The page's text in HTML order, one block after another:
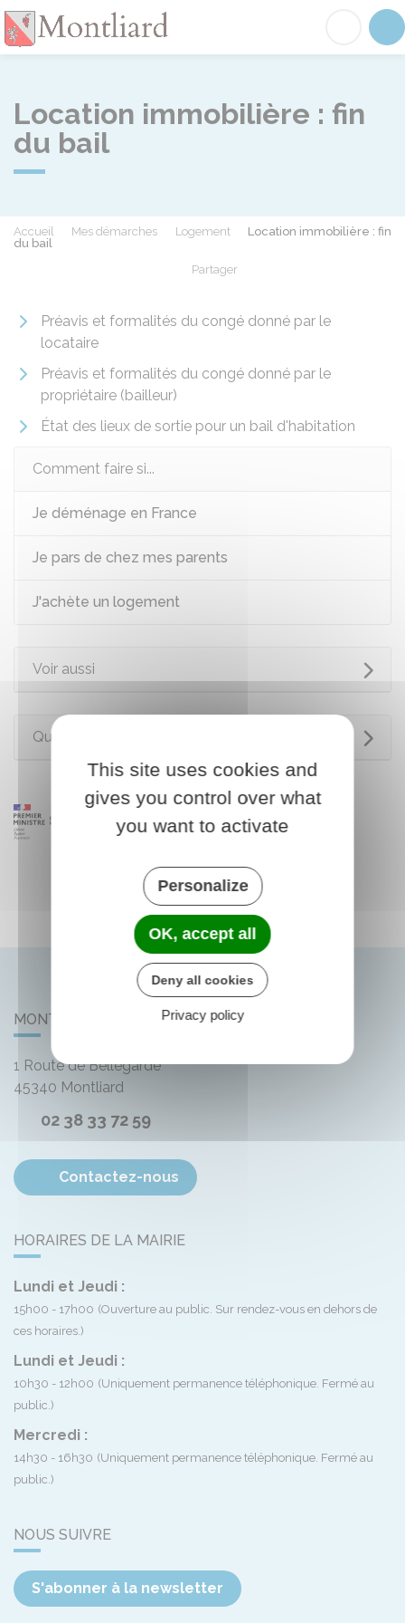
Location immobilière : fin
du bail
Accueil Mes démarches Logement
Location immobilière : fin
du bail
Partager
Préavis et formalités du congé donné par le
locataire
Préavis et formalités du congé donné par le
propriétaire (bailleur)
État des lieux de sortie pour un bail d'habitation
Comment faire si...
Je déménage en France
Je pars de chez mes parents
J'achète un logement
Voir aussi
Questions ? Réponses !
MONTLIARD
1 Route de Bellegarde
45340 Montliard
02 38 33 72 59
Contactez-nous
HORAIRES DE LA MAIRIE
Lundi et Jeudi :
15h00 - 17h00 (Ouverture au public. Sur rendez-vous en dehors de
ces horaires.)
Lundi et Jeudi :
10h30 - 12h00 (Uniquement permanence téléphonique. Fermé au
public.)
Mercredi :
14h30 - 16h30 (Uniquement permanence téléphonique. Fermé au
public.)
NOUS SUIVRE
S'abonner à la newsletter
This site uses cookies and
gives you control over what
you want to activate
Personalize
OK, accept all
Deny all cookies
Privacy policy